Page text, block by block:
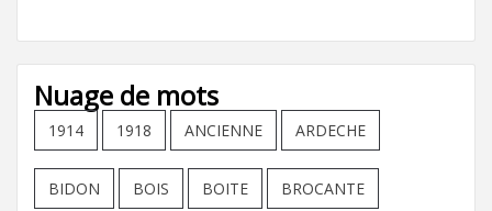
Nuage de mots
1914 1918 ANCIENNE ARDECHE
BIDON BOIS BOITE BROCANTE